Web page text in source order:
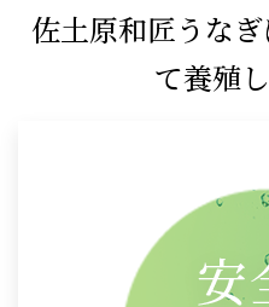
佐土原和匠うな
て養殖